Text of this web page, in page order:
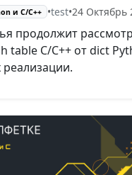
и С/C++ •test•24 Октябрь
продолжит
table C/C++ от dict